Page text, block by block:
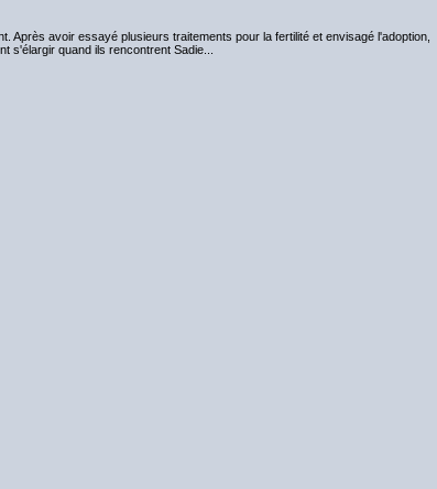
Après avoir essayé plusieurs traitements pour la fertilité et envisagé l'adoption,
s'élargir quand ils rencontrent Sadie...